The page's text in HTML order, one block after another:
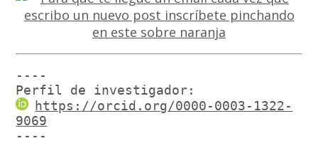
----
Perfil de investigador:
https://orcid.org/0000-0003-1322-
9069
----